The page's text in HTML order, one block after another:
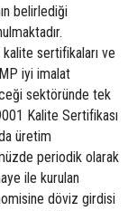
belirlediği
kalite sertifikaları ve
iyi imalat
sektöründe tek
Kalite Sertifikası
üretim
periodik olarak
ile kurulan
döviz girdisi